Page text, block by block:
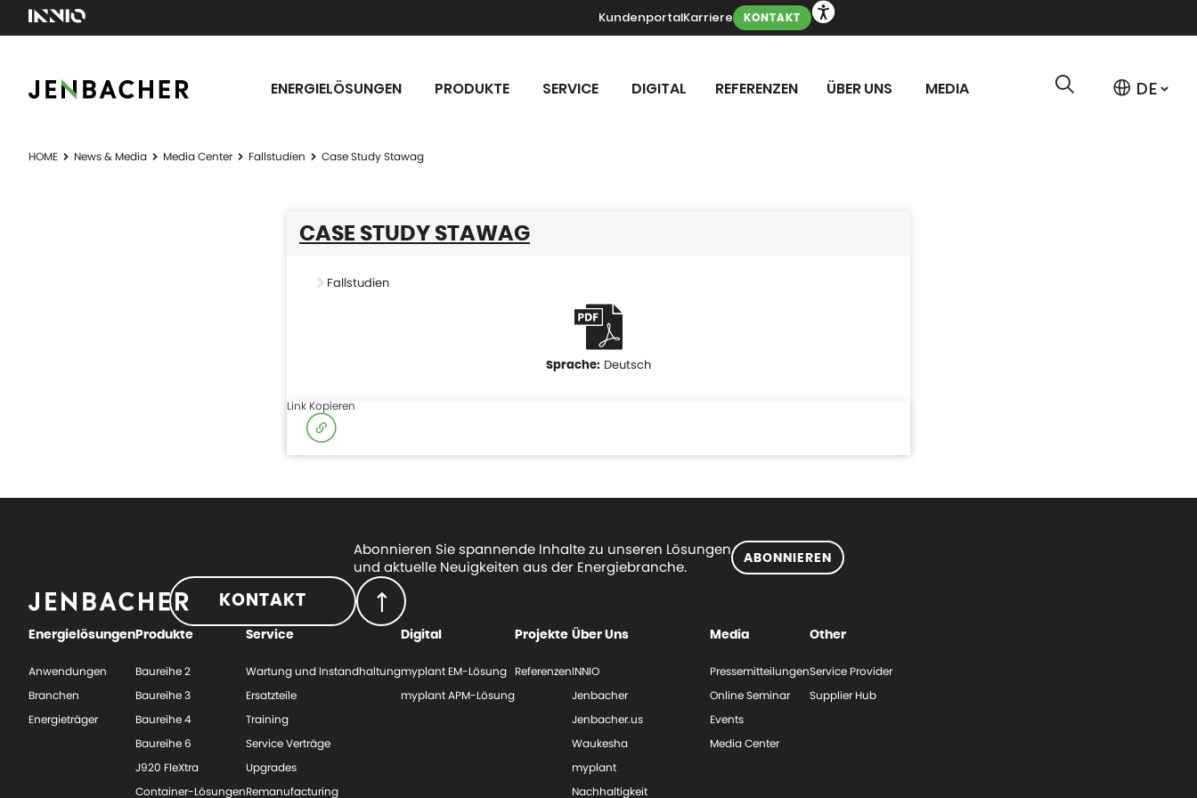
KundenportalKarriere KONTAKT
ENERGIELÖSUNGEN PRODUKTE SERVICE DIGITAL REFERENZEN ÜBER UNS MEDIA
HOME News & Media Media Center Fallstudien Case Study Stawag
CASE STUDY STAWAG
Fallstudien
Deutsch
Link Kopieren
Abonnieren Sie spannende Inhalte zu unseren Lösungen
und aktuelle Neuigkeiten aus der Energiebranche.
ABONNIEREN
KONTAKT
Energielösungen
Anwendungen
Branchen
Energieträger
Produkte
Baureihe 2
Baureihe 3
Baureihe 4
Baureihe 6
J920 FleXtra
Container-Lösungen
Service
Wartung und Instandhaltung
Ersatzteile
Training
Service Verträge
Upgrades
Remanufacturing
Digital
myplant EM-Lösung
myplant APM-Lösung
Projekte
Referenzen
Über Uns
INNIO
Jenbacher
Jenbacher.us
Waukesha
myplant
Nachhaltigkeit
Media
Pressemitteilungen
Online Seminar
Events
Media Center
Other
Service Provider
Supplier Hub